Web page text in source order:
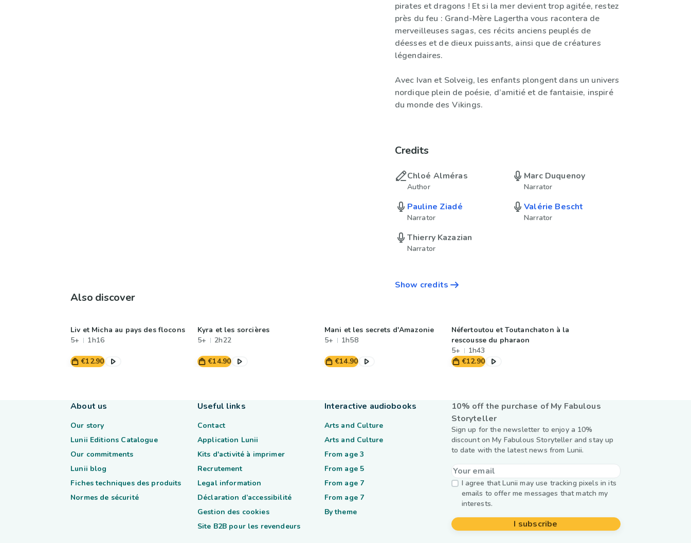
pirates et dragons ! Et si la mer devient trop agitée, restez
près du feu : Grand-Mère Lagertha vous racontera de
merveilleuses sagas, ces récits anciens peuplés de
déesses et de dieux puissants, ainsi que de créatures
légendaires.
Avec Ivan et Solveig, les enfants plongent dans un univers
nordique plein de poésie, d’amitié et de fantaisie, inspiré
du monde des Vikings.
Credits
Chloé Alméras
Author
Marc Duquenoy
Narrator
Pauline Ziadé
Narrator
Valérie Bescht
Narrator
Thierry Kazazian
Narrator
Show credits
Also discover
Liv et Micha au pays des flocons
5+
1h16
€12.90
Kyra et les sorcières
5+
2h22
€14.90
Mani et les secrets d'Amazonie
5+
1h58
€14.90
Néfertoutou et Toutanchaton à la
rescousse du pharaon
5+
1h43
€12.90
10% off the purchase of My Fabulous
Storyteller
Sign up for the newsletter to enjoy a 10%
discount on My Fabulous Storyteller and stay up
to date with the latest news from Lunii.
I agree that Lunii may use tracking pixels in its
emails to offer me messages that match my
interests.
I subscribe
About us
Our story
Lunii Editions Catalogue
Our commitments
Lunii blog
Fiches techniques des produits
Normes de sécurité
Useful links
Contact
Application Lunii
Kits d'activité à imprimer
Recrutement
Legal information
Déclaration d’accessibilité
Gestion des cookies
Site B2B pour les revendeurs
Interactive audiobooks
Arts and Culture
Arts and Culture
From age 3
From age 5
From age 7
From age 7
By theme